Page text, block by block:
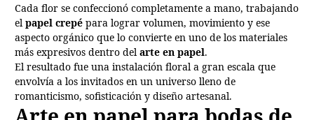
Cada flor se confeccionó completamente a mano, trabajando
elpapel crepé para lograr volumen, movimiento y ese
aspecto orgánico que lo convierte en uno de los materiales
más expresivos dentro delarte en papel.
El resultado fue una instalación floral a gran escala que
envolvía a los invitados en un universo lleno de
romanticismo, sofisticación y diseño artesanal.